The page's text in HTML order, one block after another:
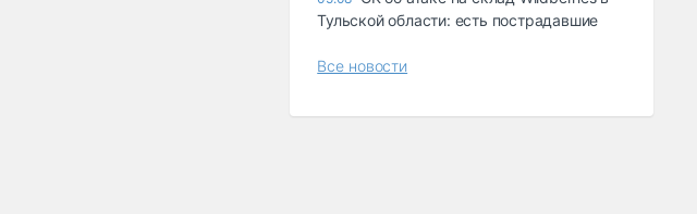
Тульской области: есть пострадавшие
Все новости